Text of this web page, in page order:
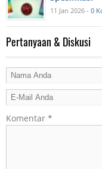
11 Jan 2026 - 0
Pertanyaan & Diskusi
Komentar *